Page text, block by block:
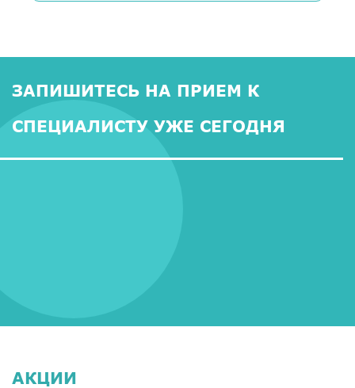
ЗАПИШИТЕСЬ НА ПРИЕМ К
СПЕЦИАЛИСТУ УЖЕ СЕГОДНЯ
АКЦИИ